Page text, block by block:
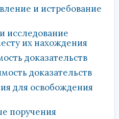
и истребование
исследование
их нахождения
доказательств
доказательств
для освобождения
поручения